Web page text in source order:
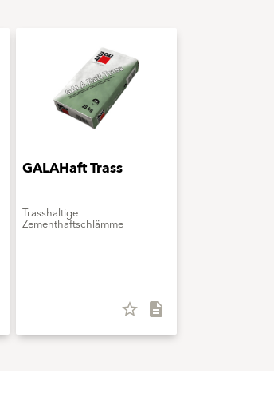
GALAHaft Trass
Trasshaltige
Zementhaftschlämme
star_border description